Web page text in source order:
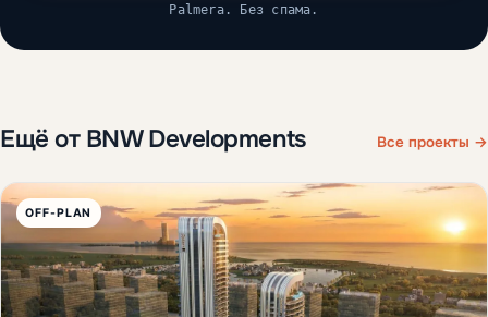
Palmera. Без спама.
Ещё от BNW Developments Все проекты →
OFF-PLAN